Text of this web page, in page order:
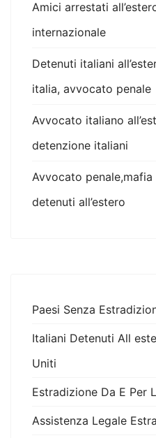
Amici arrestati
internazionale
Detenuti italiani
italia, avvocato penale
Avvocato italiano
detenzione italiani
Avvocato
detenuti all’estero
Paesi Senza
Italiani Detenuti All
Uniti
Estradizione Da E Per
Assistenza Legale